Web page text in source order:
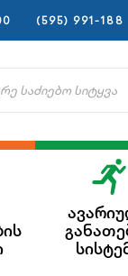
(595) 991-188